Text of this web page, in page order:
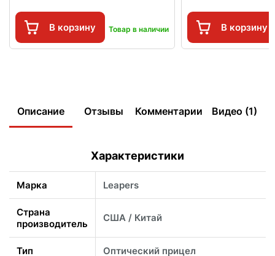
В корзину Товар в наличии В корзину
Описание Отзывы Комментарии Видео (1)
Характеристики
Марка Leapers
Страна
производитель
США / Китай
Тип Оптический прицел